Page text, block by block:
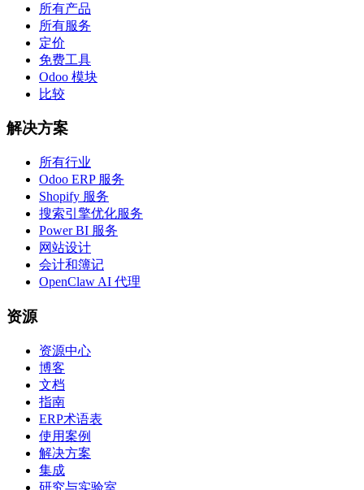
所有产品
所有服务
定价
免费工具
Odoo 模块
比较
解决方案
所有行业
Odoo ERP 服务
Shopify 服务
搜索引擎优化服务
Power BI 服务
网站设计
会计和簿记
OpenClaw AI 代理
资源
资源中心
博客
文档
指南
ERP术语表
使用案例
解决方案
集成
研究与实验室